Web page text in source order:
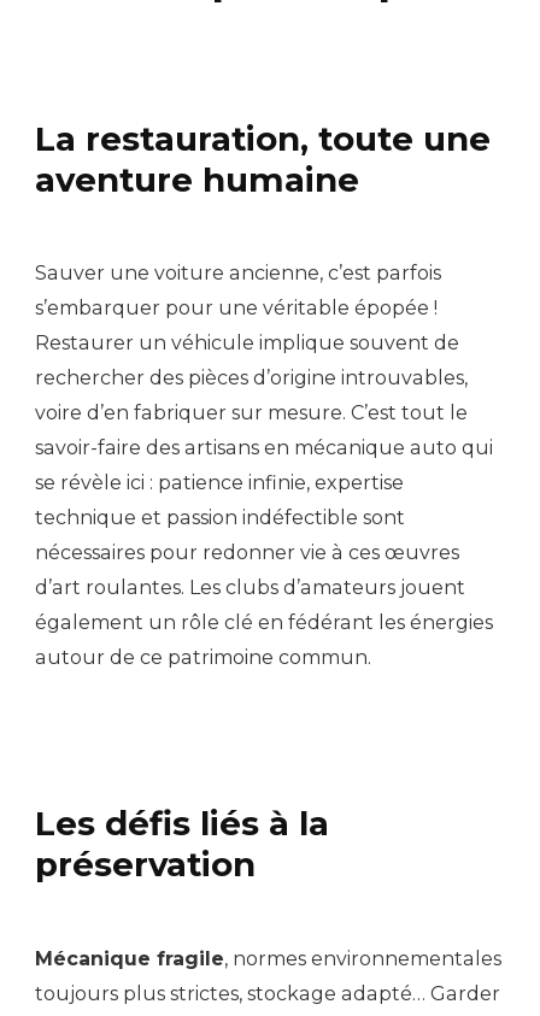
La restauration, toute une
aventure humaine
Sauver une voiture ancienne, c’est parfois
s’embarquer pour une véritable épopée !
Restaurer un véhicule implique souvent de
rechercher des pièces d’origine introuvables,
voire d’en fabriquer sur mesure. C’est tout le
savoir-faire des artisans en mécanique auto qui
se révèle ici : patience infinie, expertise
technique et passion indéfectible sont
nécessaires pour redonner vie à ces œuvres
d’art roulantes. Les clubs d’amateurs jouent
également un rôle clé en fédérant les énergies
autour de ce patrimoine commun.
Les défis liés à la
préservation
Mécanique fragile, normes environnementales
toujours plus strictes, stockage adapté… Garder